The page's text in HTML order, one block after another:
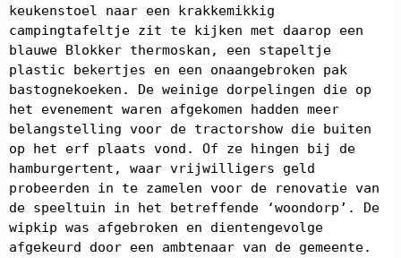
keukenstoel naar een krakkemikkig
campingtafeltje zit te kijken met daarop een
blauwe Blokker thermoskan, een stapeltje
plastic bekertjes en een onaangebroken pak
bastognekoeken. De weinige dorpelingen die op
het evenement waren afgekomen hadden meer
belangstelling voor de tractorshow die buiten
op het erf plaats vond. Of ze hingen bij de
hamburgertent, waar vrijwilligers geld
probeerden in te zamelen voor de renovatie van
de speeltuin in het betreffende ‘woondorp’. De
wipkip was afgebroken en dientengevolge
afgekeurd door een ambtenaar van de gemeente.